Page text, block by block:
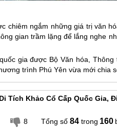
chiêm ngắm những giá trị văn
gian trầm lặng để lắng nghe
gia được Bộ Văn hóa,
trình Phú Yên vừa mới chia
Tích Khảo Cổ Cấp Quốc Gia,
8 84 160